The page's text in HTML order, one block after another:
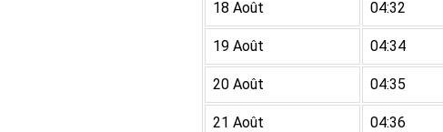
18 Août 04:32
19 Août 04:34
20 Août 04:35
21 Août 04:36